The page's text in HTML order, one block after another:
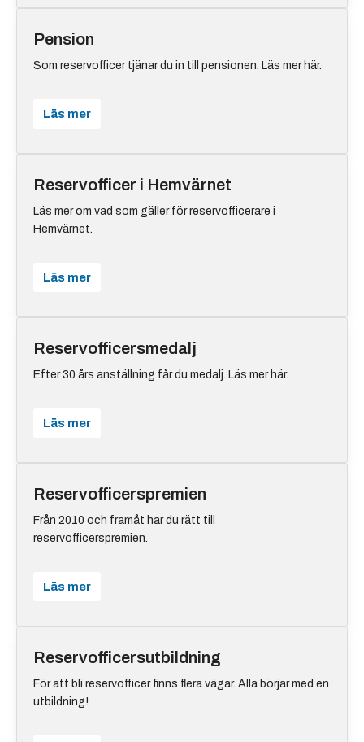
Pension
Som reservofficer tjänar du in till pensionen. Läs mer här.
Läs mer
Reservofficer i Hemvärnet
Läs mer om vad som gäller för reservofficerare i
Hemvärnet.
Läs mer
Reservofficersmedalj
Efter 30 års anställning får du medalj. Läs mer här.
Läs mer
Reservofficerspremien
Från 2010 och framåt har du rätt till
reservofficerspremien.
Läs mer
Reservofficersutbildning
För att bli reservofficer finns flera vägar. Alla börjar med en
utbildning!